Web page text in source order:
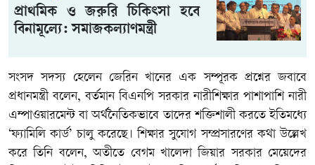
প্রাথমিক ও জরুরি চিকিৎসা হবে
বিনামূল্যে: সমাজকল্যাণমন্ত্রী
সংসদ সদস্য হেলেন জেরিন খানের এক সম্পূরক প্রশ্নের জবাবে
প্রধানমন্ত্রী বলেন, বর্তমান বিএনপি সরকার নারীশিক্ষার পাশাপাশি নারী
এম্পাওয়ারমেন্ট বা অর্থনৈতিকভাবে তাদের শক্তিশালী করতে ইতিমধ্যে
‘ফ্যামিলি কার্ড’ চালু করেছে। শিক্ষার সুযোগ সম্প্রসারণের কথা উল্লেখ
করে তিনি বলেন, অতীতে বেগম খালেদা জিয়ার সরকার মেয়েদের